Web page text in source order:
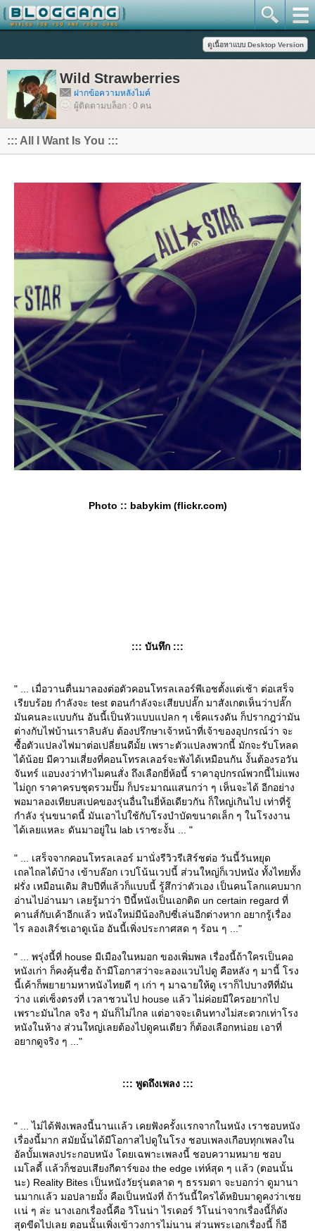
Wild Strawberries
ฝากข้อความหลังไมค์
ผู้ติดตามบล็อก : 0 คน
::: All I Want Is You :::
Photo :: babykim (flickr.com)
::: บันทึก :::
" ... เมื่อวานตื่นมาลองต่อตัวคอนโทรลเลอร์พีเอชตั้งแต่เช้า ต่อเสร็จ
เรียบร้อย กำลังจะ test ตอนกำลังจะเสียบปลั๊ก มาสังเกตเห็นว่าปลั๊ก
มันคนละแบบกัน อันนี้เป็นหัวแบบแปลก ๆ เช็คแรงดัน ก็ปรากฎว่ามัน
ต่างกับไฟบ้านเราลิบลับ ต้องปรึกษาเจ้าหน้าที่เจ้าของอุปกรณ์ว่า จะ
ซื้อตัวแปลงไฟมาต่อเปลี่ยนดีมั้ย เพราะตัวแปลงพวกนี้ มักจะรับโหลด
ได้น้อย มีความเสี่ยงที่คอนโทรลเลอร์จะพังได้เหมือนกัน งั้นต้องรอวัน
จันทร์ แอบงงว่าทำไมคนสั่ง ถึงเลือกยี่ห้อนี้ ราคาอุปกรณ์พวกนี้ไม่แพง
ไม่ถูก ราคาครบชุดรวมปั๊ม ก็ประมาณแสนกว่า ๆ เห็นจะได้ อีกอย่าง
พอมาลองเทียบสเปคของรุ่นอื่นในยี่ห้อเดียวกัน ก็ใหญ่เกินไป เท่าที่รู้
กำลัง รุ่นขนาดนี้ มันเอาไปใช้กับโรงบำบัดขนาดเล็ก ๆ ในโรงงาน
ได้เลยแหละ ดันมาอยู่ใน lab เราซะงั้น ... "
" ... เสร็จจากคอนโทรลเลอร์ มานั่งรีวิวรีเสิร์ชต่อ วันนี้วันหยุด
เถลไถลได้บ้าง เข้าบล๊อก เวปโน้นเวปนี้ ส่วนใหญ่ก็เวปหนัง ทั้งไทยทั้ง
ฝรั่ง เหมือนเดิม สิบปีที่แล้วก็แบบนี้ รู้สึกว่าตัวเอง เป็นคนโลกแคบมาก
อ่านไปอ่านมา เลยรู้มาว่า ปีนี้หนังเป็นเอกติด un certain regard ที่
คานส์กับเค้าอีกแล้ว หนังใหม่มีน้องกิปซี่เล่นอีกต่างหาก อยากรู้เรื่อง
ไร ลองเสิร์ชเอาดูเน้อ อันนี้เพิ่งประกาศสด ๆ ร้อน ๆ ..."
" ... พรุ่งนี้ที่ house มีเมืองในหมอก ของเพิ่มพล เรื่องนี้ถ้าใครเป็นคอ
หนังเก่า ก็คงคุ้นชื่อ ถ้ามีโอกาสว่าจะลองแวบไปดู คือหลัง ๆ มานี้ โรง
นี้เค้าก็พยายามหาหนังไทยดี ๆ เก่า ๆ มาฉายให้ดู เราก็ไปบางทีที่มัน
ว่าง แต่เซ็งตรงที่ เวลาชวนไป house แล้ว ไม่ค่อยมีใครอยากไป
เพราะมันไกล จริง ๆ มันก็ไม่ไกล แต่อาจจะเดินทางไม่สะดวกเท่าโรง
หนังในห้าง ส่วนใหญ่เลยต้องไปดูคนเดียว ก็ต้องเลือกหน่อย เอาที่
อยากดูจริง ๆ ..."
::: พูดถึงเพลง :::
" ... ไม่ได้ฟังเพลงนี้นานเเล้ว เคยฟังครั้งเเรกจากในหนัง เราชอบหนัง
เรื่องนี้มาก สมัยนั้นได้มีโอกาสไปดูในโรง ชอบเพลงเกือบทุกเพลงใน
อัลบั้มเพลงประกอบหนัง โดยเฉพาะเพลงนี้ ชอบความหมาย ชอบ
เมโลดี้ เเล้วก็ชอบเสียงกีตาร์ของ the edge เท่ห์สุด ๆ เเล้ว (ตอนนั้น
นะ) Reality Bites เป็นหนังวัยรุ่นตลาด ๆ ธรรมดา จะบอกว่า ดูมานา
นมากเเล้ว มอปลายมั้ง คือเป็นหนังที่ ถ้าวันนี้ใครได้หยิบมาดูคงว่าเช
เเน่ ๆ ล่ะ นางเอกเรื่องนี้คือ วิโนน่า ไรเดอร์ วิโนน่าจากเรื่องนี้ก็ดัง
สุดขีดไปเลย ตอนนั้นเพิ่งเข้าวงการไม่นาน ส่วนพระเอกเรื่องนี้ ก็อี